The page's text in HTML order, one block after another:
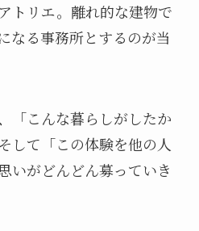
トリエ。離れ的な建物で
なる事務所とするのが当
「こんな暮らしがしたか
して「この体験を他の人
いがどんどん募っていき